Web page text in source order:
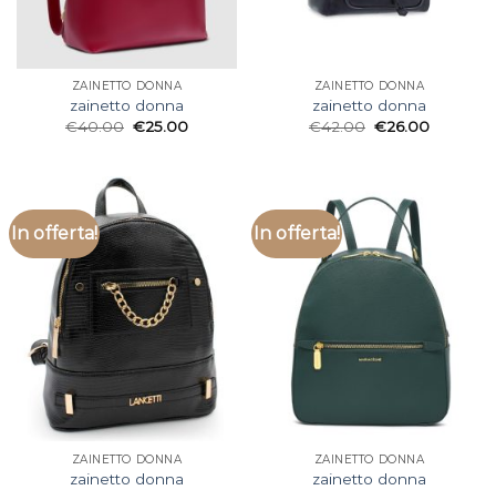
ZAINETTO DONNA
zainetto donna
€40.00 €25.00
ZAINETTO DONNA
zainetto donna
€42.00 €26.00
In offerta!
ZAINETTO DONNA
zainetto donna
In offerta!
ZAINETTO DONNA
zainetto donna